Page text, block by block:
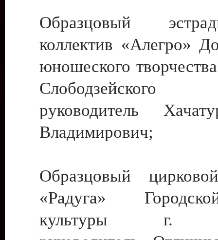
Образцовый
коллектив «Алегро»
юношеского
руководитель
Владимирович;
Образцовый
«Радуга»
культуры г.